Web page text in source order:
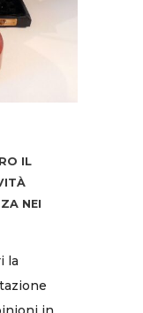
IL
NEI
la